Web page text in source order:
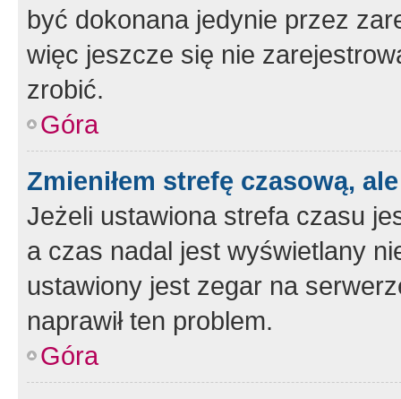
być dokonana jedynie przez
więc jeszcze się nie
zrobić.
Góra
Zmieniłem strefę czasową,
Jeżeli ustawiona strefa czasu
a czas nadal jest wyświetlany
ustawiony jest zegar na
naprawił ten problem.
Góra